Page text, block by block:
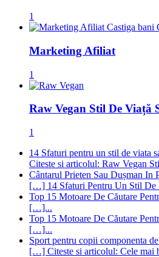
1
Marketing Afiliat
1
Raw Vegan Stil De Viață
1
14 Sfaturi pentru un stil de viata
Citeste si articolul: Raw Vegan
Cântarul Prieten Sau Dușman In
[…] 14 Sfaturi Pentru Un Stil De
Top 15 Motoare De Căutare
[…]...
Top 15 Motoare De Căutare
[…]...
Sport pentru copii componenta
[…] Citeste si articolul: Cele mai